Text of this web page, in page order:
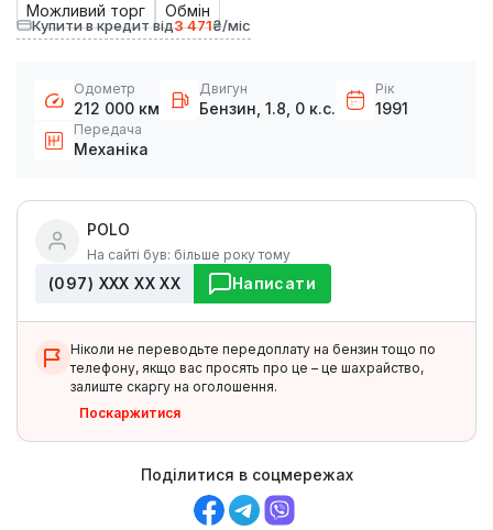
Можливий торг Обмін
Купити в кредит від3 471₴/міс
Одометр
212 000 км
Двигун
Бензин, 1.8, 0 к.с.
Рік
1991
Передача
Механіка
POLO
На сайті був: більше року тому
(097) ХХХ ХХ ХХ Написати
Ніколи не переводьте передоплату на бензин тощо по
телефону, якщо вас просять про це – це шахрайство,
залиште скаргу на оголошення.
Поскаржитися
Поділитися в соцмережах